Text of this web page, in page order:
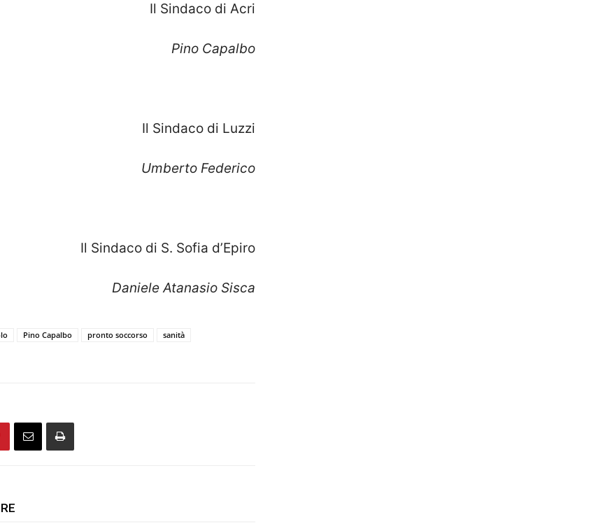
Il Sindaco di Acri
Pino Capalbo
Il Sindaco di Luzzi
Umberto Federico
Il Sindaco di S. Sofia d’Epiro
Daniele Atanasio Sisca
Pino Capalbo pronto soccorso
sanità